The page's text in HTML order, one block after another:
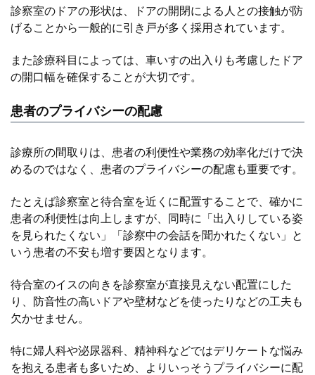
診察室のドアの形状は、ドアの開閉による人との接触が防
げることから一般的に引き戸が多く採用されています。
また診療科目によっては、車いすの出入りも考慮したドア
の開口幅を確保することが大切です。
患者のプライバシーの配慮
診療所の間取りは、患者の利便性や業務の効率化だけで決
めるのではなく、患者のプライバシーの配慮も重要です。
たとえば診察室と待合室を近くに配置することで、確かに
患者の利便性は向上しますが、同時に「出入りしている姿
を見られたくない」「診察中の会話を聞かれたくない」と
いう患者の不安も増す要因となります。
待合室のイスの向きを診察室が直接見えない配置にした
り、防音性の高いドアや壁材などを使ったりなどの工夫も
欠かせません。
特に婦人科や泌尿器科、精神科などではデリケートな悩み
を抱える患者も多いため、よりいっそうプライバシーに配